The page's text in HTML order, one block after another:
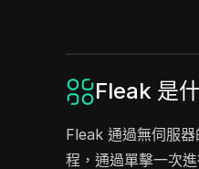
Fleak 是
Fleak 通過無伺服
程，通過單擊一次